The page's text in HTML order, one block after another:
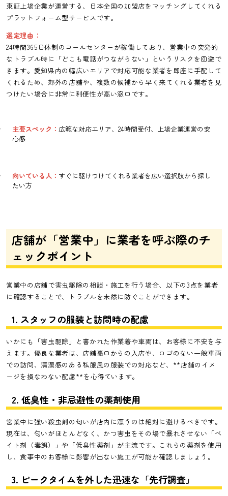
東証上場企業が運営する、日本全国の加盟店をマッチングしてくれる
プラットフォーム型サービスです。
選定理由：
24時間365日体制のコールセンターが稼働しており、営業中の突発的
なトラブル時に「どこも電話がつながらない」というリスクを回避で
きます。愛知県内の幅広いエリアで対応可能な業者を即座に手配して
くれるため、郊外の店舗や、複数の候補から早く来てくれる業者を見
つけたい場合に非常に利便性が高い窓口です。
主要スペック： 広範な対応エリア、24時間受付、上場企業運営の安
心感
向いている人： すぐに駆けつけてくれる業者を広い選択肢から探し
たい方
店舗が「営業中」に業者を呼ぶ際のチ
ェックポイント
営業中の店舗で害虫駆除の相談・施工を行う場合、以下の3点を業者
に確認することで、トラブルを未然に防ぐことができます。
1. スタッフの服装と訪問時の配慮
いかにも「害虫駆除」と書かれた作業着や車両は、お客様に不安を与
えます。優良な業者は、店舗裏口からの入店や、ロゴのない一般車両
での訪問、清潔感のある私服風の服装での対応など、**店舗のイメ
ージを損なわない配慮**を心得ています。
2. 低臭性・非忌避性の薬剤使用
営業中に強い殺虫剤の匂いが店内に漂うのは絶対に避けるべきです。
現在は、匂いがほとんどなく、かつ害虫をその場で暴れさせない「ベ
イト剤（毒餌）」や「低臭性薬剤」が主流です。これらの薬剤を使用
し、食事中のお客様に影響が出ない施工が可能か確認しましょう。
3. ピークタイムを外した迅速な「先行調査」